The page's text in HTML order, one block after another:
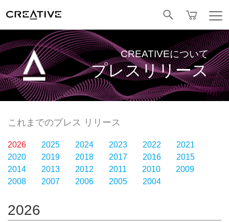
CREATIVEについて
プレスリリース
これまでのプレス リリース
2026 2025 2024 2023 2022
2021
2020
2019 2018 2017 2016
2015
2014
2013 2012 2011 2010
2009
2008
2007 2006 2005 2004
2026
Facebook